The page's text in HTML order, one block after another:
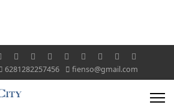
6281282257456 fienso@gmail.com